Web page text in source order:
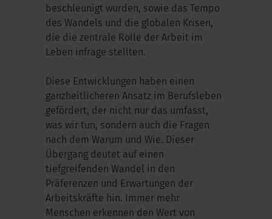
beschleunigt wurden, sowie das Tempo
des Wandels und die globalen Krisen,
die die zentrale Rolle der Arbeit im
Leben infrage stellten.
Diese Entwicklungen haben einen
ganzheitlicheren Ansatz im Berufsleben
gefördert, der nicht nur das umfasst,
was wir tun, sondern auch die Fragen
nach dem Warum und Wie. Dieser
Übergang deutet auf einen
tiefgreifenden Wandel in den
Präferenzen und Erwartungen der
Arbeitskräfte hin. Immer mehr
Menschen erkennen den Wert von